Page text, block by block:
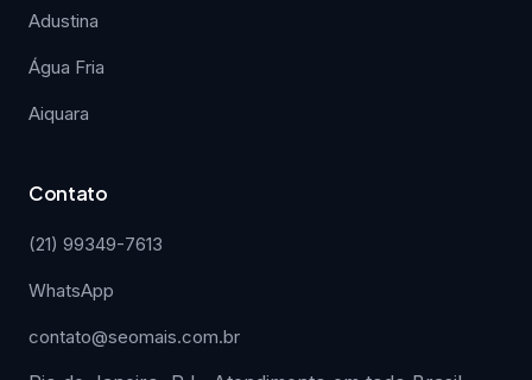
Adustina
Água Fria
Aiquara
Contato
(21) 99349-7613
WhatsApp
contato@seomais.com.br